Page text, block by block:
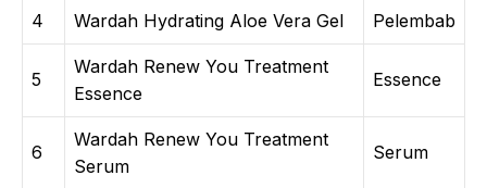
4 Wardah Hydrating Aloe Vera Gel Pelembab
5
Wardah Renew You Treatment
Essence
Essence
6
Wardah Renew You Treatment
Serum
Serum